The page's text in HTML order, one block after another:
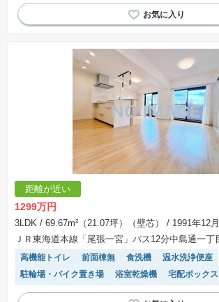
距離が近い
1299万円
3LDK / 69.67m²（21.07坪）（壁芯）
/ 1991年12月
ＪＲ東海道本線「尾張一宮」バス12分中島通一丁
高機能トイレ 前面棟無 食洗機
温水洗浄便座
駐輪場・バイク置き場
浴室乾燥機
宅配ボックス
モニター付きインターホン
対面キッチン
陽当